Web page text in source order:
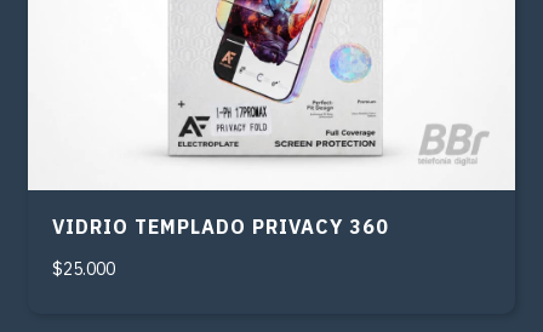
VIDRIO TEMPLADO PRIVACY 360
$25.000